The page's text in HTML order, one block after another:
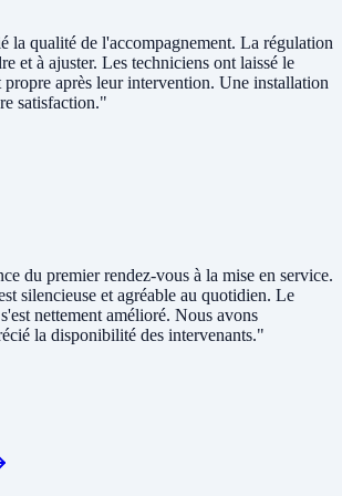
la qualité de l'accompagnement. La régulation
et à ajuster. Les techniciens ont laissé le
propre après leur intervention. Une installation
satisfaction."
du premier rendez-vous à la mise en service.
silencieuse et agréable au quotidien. Le
nettement amélioré. Nous avons
la disponibilité des intervenants."